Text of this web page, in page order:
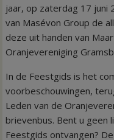
jaar, op zaterdag 17 juni
van Masévon Group de
deze uit handen van
Oranjevereniging
In de Feestgids is het
voorbeschouwingen,
Leden van de
brievenbus. Bent u geen
Feestgids ontvangen?